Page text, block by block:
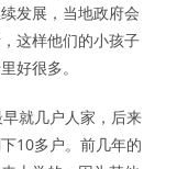
发展，当地政府会
这样他们的小孩子
好很多。
就几户人家，后来
10多户。前几年的